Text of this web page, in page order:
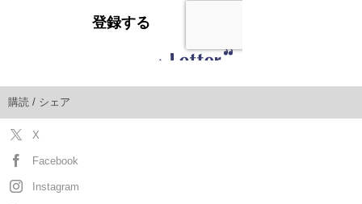
購読 / シェア
X
Facebook
Instagram